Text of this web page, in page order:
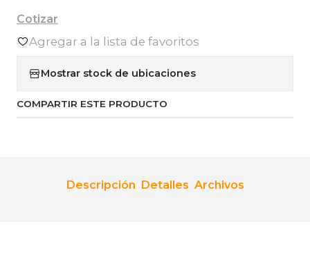
Cotizar
Agregar a la lista de favoritos
Mostrar stock de ubicaciones
COMPARTIR ESTE PRODUCTO
Descripción Detalles Archivos